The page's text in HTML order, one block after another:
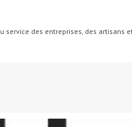
service des entreprises, des artisans